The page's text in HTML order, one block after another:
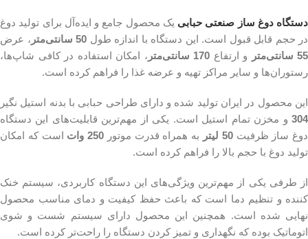
دستگاه دوغ ساز صنعتی حبابی یک محصول جامع و ایده‌آل برای تولید دوغ
در حجم قابل قبول است. این دستگاه با اندازه طول 50 سانتی‌متر
، عرض
55 سانتی‌متر
و ارتفاع 170 سانتی‌متر
، امکان استفاده در کافی شاپ‌ها،
رستوران‌ها و سایر مراکز تهیه و عرضه غذا را فراهم کرده است.
این محصول در ایران تولید شده و دارای طراحی حبابی با بدنه استیل نگیر
304 و مخزن تمام استیل است. یکی از مهم‌ترین قابلیت‌های این دستگاه
دوغ ساز ظرفیت50 لیتر به همراه قدرت موتور 250 وات
است که امکان
تولید دوغ با حجم بالا را فراهم کرده است.
از طرفی یکی از مهم‌ترین ویژگی‌های این دستگاه کاربردی، سیستم خنک
کننده و تنظیم دما است که باعث حفظ کیفیت و دمای مناسب محصول
نهایی شده است. همچنین این محصول دارای سیستم شست و شوی
اتوماتیک بوده که نگهداری و تمیز کردن دستگاه را راحت‌تر کرده است.